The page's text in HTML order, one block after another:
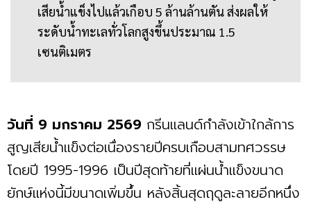
เสียน้ำแข็งไปแล้วเกือบ 5 ล้านล้านตัน ส่งผลให้
ระดับน้ำทะเลทั่วโลกสูงขึ้นประมาณ 1.5
เซนติเมตร
วันที่ 9 มกราคม 2569 กรีนแลนด์กำลังเข้าใกล้การ
สูญเสียน้ำแข็งต่อเนื่องรายปีครบเกือบสามทศวรรษ
โดยปี 1995-1996 เป็นปีสุดท้ายที่แผ่นน้ำแข็งขนาด
ยักษ์แห่งนี้มีขนาดเพิ่มขึ้น หลังสิ้นสุดฤดูละลายอีกหนึ่ง